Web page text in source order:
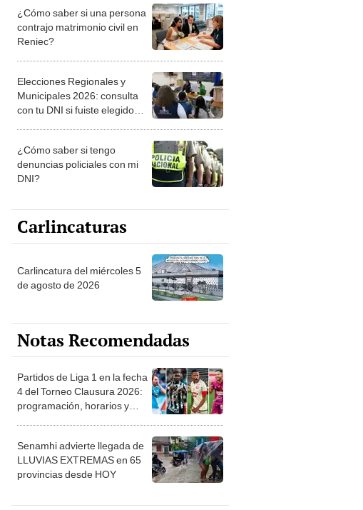
¿Cómo saber si una persona
contrajo matrimonio civil en
Reniec?
Elecciones Regionales y
Municipales 2026: consulta
con tu DNI si fuiste elegido
la ONPE
¿Cómo saber si tengo
denuncias policiales con mi
DNI?
Carlincaturas
Carlincatura del miércoles 5
de agosto de 2026
Notas Recomendadas
Partidos de Liga 1 en la fecha
4 del Torneo Clausura 2026:
programación, horarios y
Senamhi advierte llegada de
LLUVIAS EXTREMAS en 65
provincias desde HOY